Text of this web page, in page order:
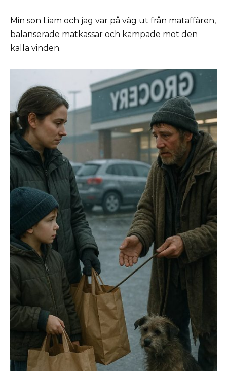
Min son Liam och jag var på väg ut från mataffären,
balanserade matkassar och kämpade mot den
kalla vinden.